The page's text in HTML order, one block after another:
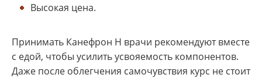
Высокая цена.
Принимать Канефрон Н врачи рекомендуют вместе
с едой, чтобы усилить усвояемость компонентов.
Даже после облегчения самочувствия курс не стоит